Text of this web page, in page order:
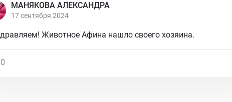
МАНЯКОВА АЛЕКСАНДРА
17 сентября 2024
Животное Афина нашло своего хозяина.
0